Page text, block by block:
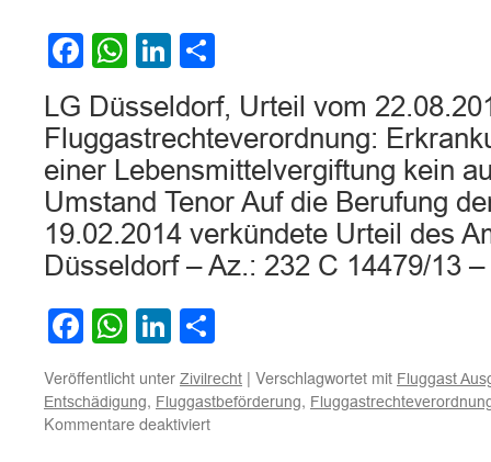
Schalter
Facebook
WhatsApp
LinkedIn
LG Düsseldorf, Urteil vom
Fluggastrechteverordnung:
einer Lebensmittelvergiftung kein
Umstand Tenor Auf die Berufung
19.02.2014 verkündete Urteil des
Düsseldorf – Az.: 232 C 14479/13
Facebook
WhatsApp
LinkedIn
Veröffentlicht unter Zivilrecht | Verschlagwortet mit Fluggast
Entschädigung, Fluggastbeförderung,
Kommentare deaktiviertfür